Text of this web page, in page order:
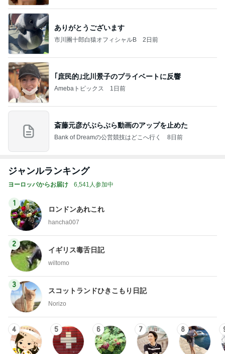
ありがとうございます
市川團十郎白猿オフィシャルB 2日前
｢庶民的｣北川景子のプライベートに反響
Amebaトピックス 1日前
斎藤元彦がぶらぶら動画のアップを止めた
Bank of Dreamの公営競技はどこへ行く 8日前
ジャンルランキング
ヨーロッパからお届け 6,541人参加中
1
ロンドンあれこれ
hancha007
2
イギリス毒舌日記
wiltomo
3
スコットランドひきこもり日記
Norizo
4 5 6 7 8